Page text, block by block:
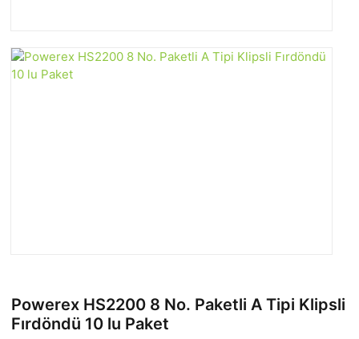
Powerex HS2200 8 No. Paketli A Tipi Klipsli
Fırdöndü 10 lu Paket